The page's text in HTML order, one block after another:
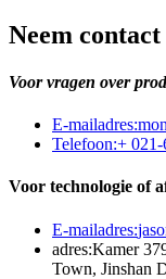
Neem contact
Voor vragen over
E-mailadres:
Telefoon:+ 021-
Voor technologie of
E-mailadres:
adres:Kamer
Town, Jinshan